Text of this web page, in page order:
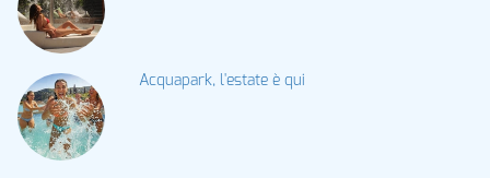
Acquapark, l'estate è qui